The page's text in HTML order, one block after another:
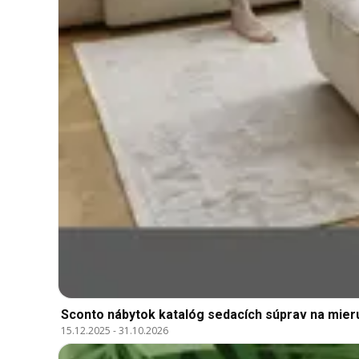
Sconto nábytok katalóg sedacích súprav na
15.12.2025 -31.10.2026